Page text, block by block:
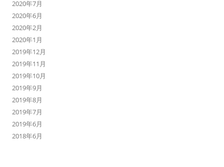
2020年7月
2020年6月
2020年2月
2020年1月
2019年12月
2019年11月
2019年10月
2019年9月
2019年8月
2019年7月
2019年6月
2018年6月